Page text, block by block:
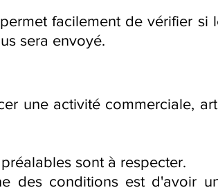
facilement de vérifier si
sera envoyé.
une activité commerciale,
sont à respecter.
des conditions est d'avoir